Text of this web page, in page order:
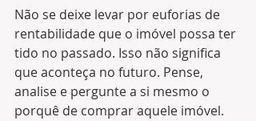
Não se deixe levar por euforias de
rentabilidade que o imóvel possa ter
tido no passado. Isso não significa
que aconteça no futuro. Pense,
analise e pergunte a si mesmo o
porquê de comprar aquele imóvel.